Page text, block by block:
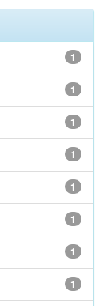
1
1
1
1
1
1
1
1